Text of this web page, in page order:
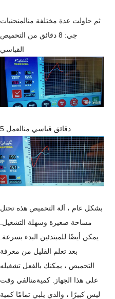
ثم حاولت عدة مختلفة منالمنحنيات
جي:
8 دقائق من التحميص
القياسي
5 دقائق قياسي منالعمل
بشكل عام ، آلة التحميص هذه تحتل
مساحة صغيرة وسهلة التشغيل.
يمكن أيضًا للمبتدئين البدء بسرعة.
بعد تعلم القليل من معرفة
التحميص ، يمكنك بالفعل تشغيله
على هذا الجهاز. كميةمنالفي وقت
ليس كبيرًا ، والذي يلبي تمامًا كمية